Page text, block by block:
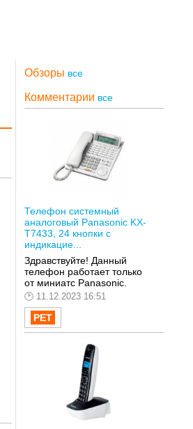
Обзоры все
Комментарии все
Телефон системный
аналоговый Panasonic KX-
T7433, 24 кнопки с
индикацие...
Здравствуйте! Данный
телефон работает только
от миниатс Panasonic.
11.12.2023 16:51